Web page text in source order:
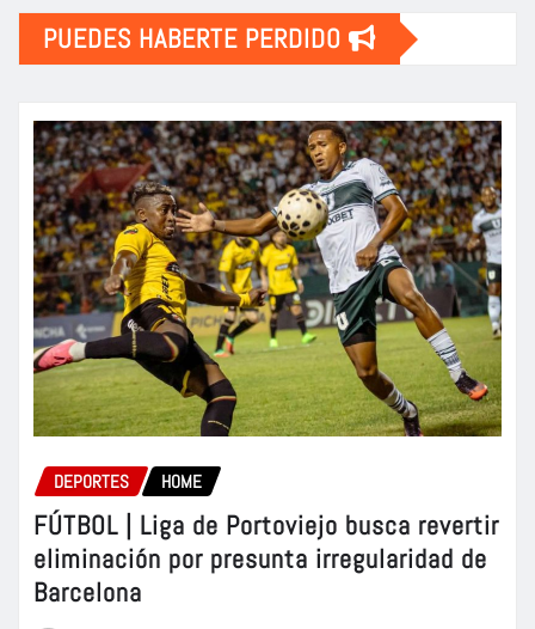
PUEDES HABERTE PERDIDO
DEPORTES HOME
FÚTBOL | Liga de Portoviejo busca revertir
eliminación por presunta irregularidad de
Barcelona